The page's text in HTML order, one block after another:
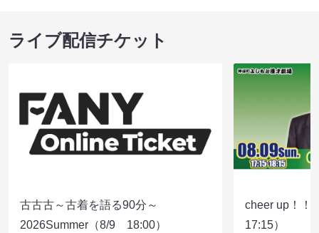
ライブ配信チケット
古古古～古着を語る90分～
2026Summer（8/9 18:00）
cheer up！
17:15）